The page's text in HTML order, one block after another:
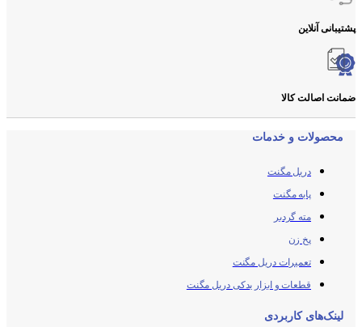
پشتیبانی آنلاین
ضمانت اصالت کالا
محصولات و خدمات
دریل مگنت
پایه مگنت
مته گردبر
پخ زن
تعمیرات دریل مگنت
قطعات و ابزار یدکی دریل مگنت
لینک‌های کاربردی